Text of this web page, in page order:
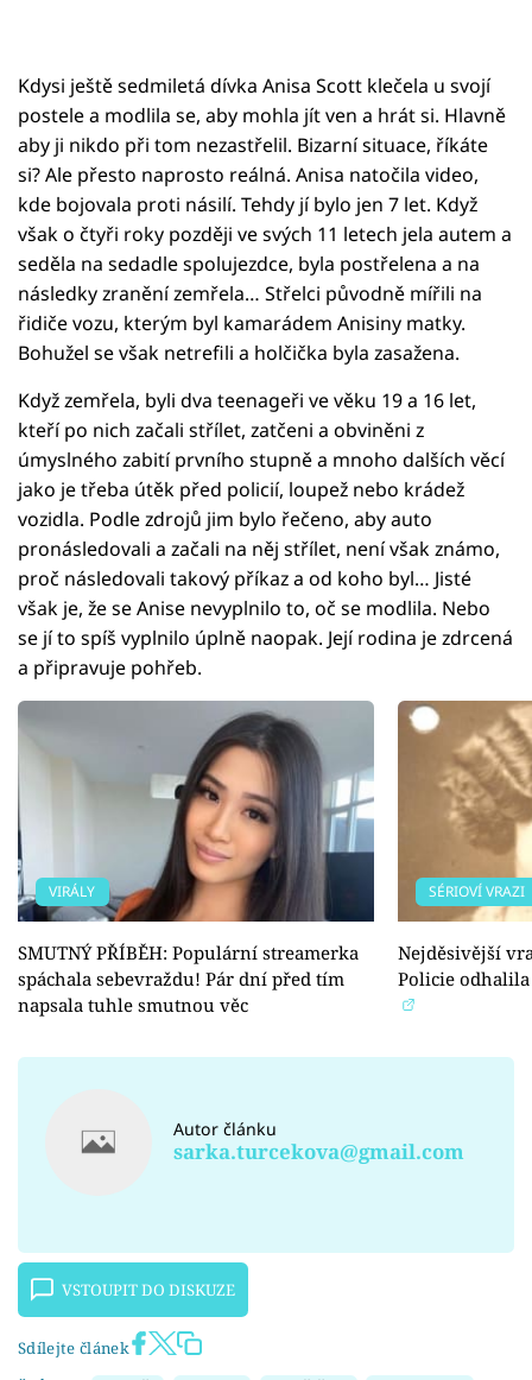
Kdysi ještě sedmiletá dívka Anisa Scott klečela u svojí
postele a modlila se, aby mohla jít ven a hrát si. Hlavně
aby ji nikdo při tom nezastřelil. Bizarní situace, říkáte
si? Ale přesto naprosto reálná. Anisa natočila video,
kde bojovala proti násilí. Tehdy jí bylo jen 7 let. Když
však o čtyři roky později ve svých 11 letech jela autem a
seděla na sedadle spolujezdce, byla postřelena a na
následky zranění zemřela… Střelci původně mířili na
řidiče vozu, kterým byl kamarádem Anisiny matky.
Bohužel se však netrefili a holčička byla zasažena.
Když zemřela, byli dva teenageři ve věku 19 a 16 let,
kteří po nich začali střílet, zatčeni a obviněni z
úmyslného zabití prvního stupně a mnoho dalších věcí
jako je třeba útěk před policií, loupež nebo krádež
vozidla. Podle zdrojů jim bylo řečeno, aby auto
pronásledovali a začali na něj střílet, není však známo,
proč následovali takový příkaz a od koho byl… Jisté
však je, že se Anise nevyplnilo to, oč se modlila. Nebo
se jí to spíš vyplnilo úplně naopak. Její rodina je zdrcená
a připravuje pohřeb.
VIRÁLY
SMUTNÝ PŘÍBĚH: Populární streamerka
spáchala sebevraždu! Pár dní před tím
napsala tuhle smutnou věc
SÉRIOVÍ VRAZI
Nejděsivější
Policie
Autor článku
sarka.turcekova@gmail.com
VSTOUPIT DO DISKUZE
Sdílejte článek